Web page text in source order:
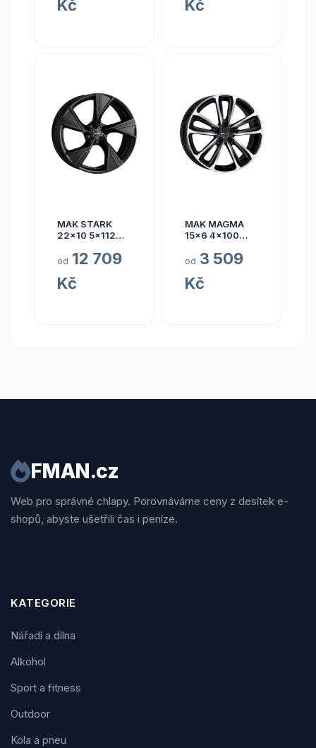
Kč Kč
MAK STARK
22x10 5x112
od 12 709
Kč
MAK MAGMA
15x6 4x100
od 3 509
Kč
FMAN.cz
Web pro správné chlapy. Porovnáváme ceny z desítek e-
shopů, abyste ušetřili čas i peníze.
KATEGORIE
Nářadí a dílna
Alkohol
Sport a fitness
Outdoor
Kola a pneu